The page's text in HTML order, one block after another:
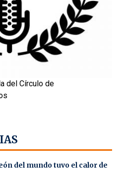
del Círculo de
del mundo tuvo el calor de